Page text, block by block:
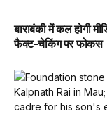
बाराबंकी में कल होगी
फैक्ट-चेकिंग पर फोकस